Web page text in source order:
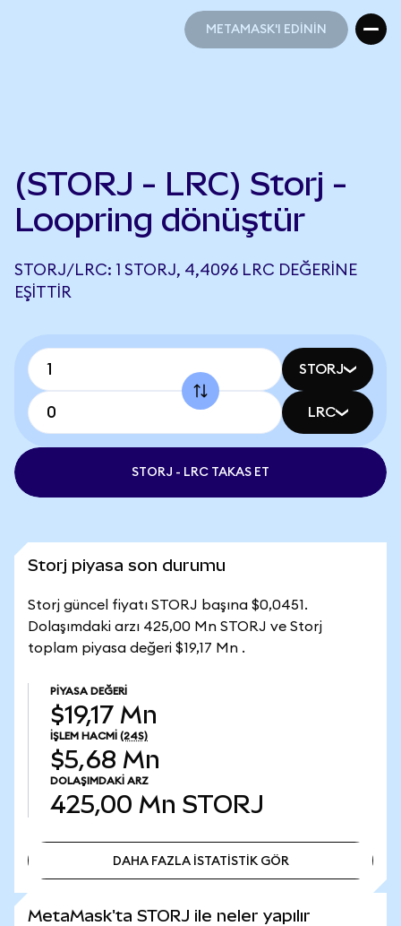
METAMASK'I EDİNİN
(STORJ - LRC) Storj -
Loopring dönüştür
STORJ/LRC: 1 STORJ, 4,4096 LRC DEĞERINE
EŞITTIR
STORJ
LRC
STORJ - LRC TAKAS ET
Storj piyasa son durumu
Storj güncel fiyatı STORJ başına $0,0451.
Dolaşımdaki arzı 425,00 Mn STORJ ve Storj
toplam piyasa değeri $19,17 Mn .
PIYASA DEĞERI
$19,17 Mn
İŞLEM HACMI (24S)
$5,68 Mn
DOLAŞIMDAKI ARZ
425,00 Mn STORJ
DAHA FAZLA İSTATİSTİK GÖR
MetaMask'ta STORJ ile neler yapılır